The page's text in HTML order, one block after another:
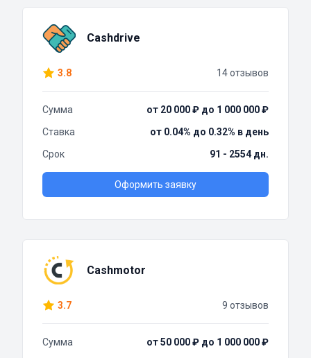
Cashdrive
3.8 14 отзывов
Сумма
от 20 000 ₽ до 1 000 000 ₽
Ставка
от 0.04% до 0.32% в день
Срок
91 - 2554 дн.
Оформить заявку
Cashmotor
3.7 9 отзывов
Сумма
от 50 000 ₽ до 1 000 000 ₽